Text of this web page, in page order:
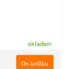
skladem
Do košíku